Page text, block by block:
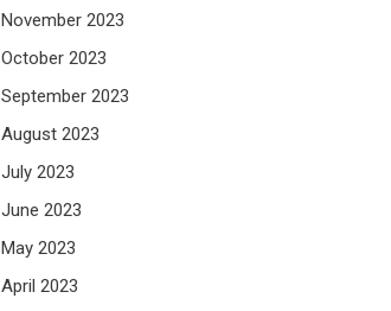
November 2023
October 2023
September 2023
August 2023
July 2023
June 2023
May 2023
April 2023